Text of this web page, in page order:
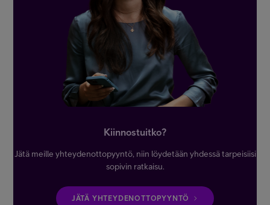
Kiinnostuitko?
Jätä meille yhteydenottopyyntö, niin löydetään yhdessä tarpeisiisi
sopivin ratkaisu.
JÄTÄ YHTEYDENOTTOPYYNTÖ